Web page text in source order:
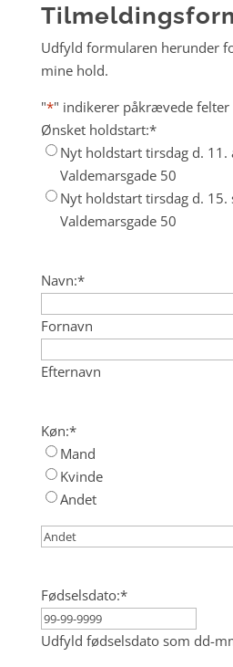
Udfyld formularen herunder
mine hold.
"*" indikerer påkrævede felter
Ønsket holdstart:*
Nyt holdstart tirsdag d. 11.
Valdemarsgade 50
Nyt holdstart tirsdag d.
Valdemarsgade 50
Navn:*
Fornavn
Efternavn
Køn:*
Mand
Kvinde
Andet
Fødselsdato:*
Udfyld fødselsdato som dd-